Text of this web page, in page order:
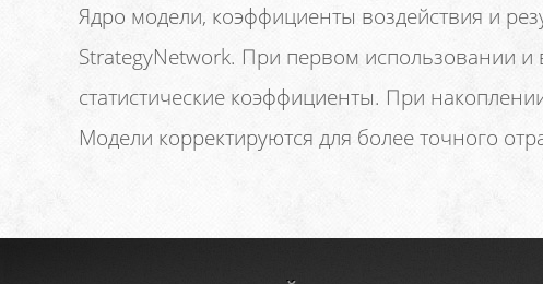
Ядро модели, коэффициенты воздействия и
StrategyNetwork. При первом использовании и
статистические коэффициенты. При
Модели корректируются для более точного